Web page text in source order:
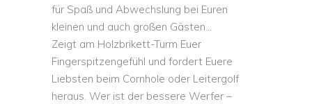
für Spaß und Abwechslung bei Euren
kleinen und auch großen Gästen…
Zeigt am Holzbrikett-Turm Euer
Fingerspitzengefühl und fordert Euere
Liebsten beim Cornhole oder Leitergolf
heraus. Wer ist der bessere Werfer –